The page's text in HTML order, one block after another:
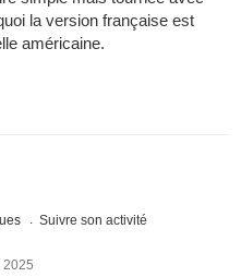
la version française est
américaine.
Suivre son activité
2025